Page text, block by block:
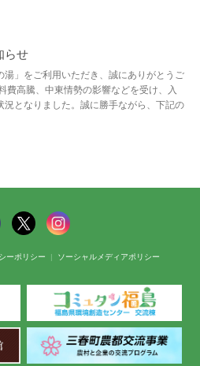
らせ
湯」をご利用いただき、誠にありがとうご
費高騰、中東情勢の影響などを受け、入
となりました。誠に勝手ながら、下記の
ーポリシー
ソーシャルメディアポリシー